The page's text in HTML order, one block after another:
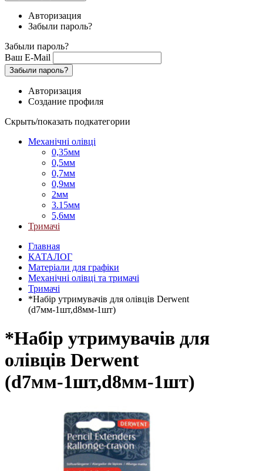
Авторизация
Забыли пароль?
Забыли пароль?
Ваш E-Mail
Забыли пароль?
Авторизация
Создание профиля
Скрыть/показать подкатегории
Механічні олівці
0,35мм
0,5мм
0,7мм
0,9мм
2мм
3.15мм
5,6мм
Тримачі
Главная
КАТАЛОГ
Матеріали для графіки
Механічні олівці та тримачі
Тримачі
*Набір утримувачів для олівців Derwent
(d7мм-1шт,d8мм-1шт)
*Набір утримувачів для
олівців Derwent
(d7мм-1шт,d8мм-1шт)